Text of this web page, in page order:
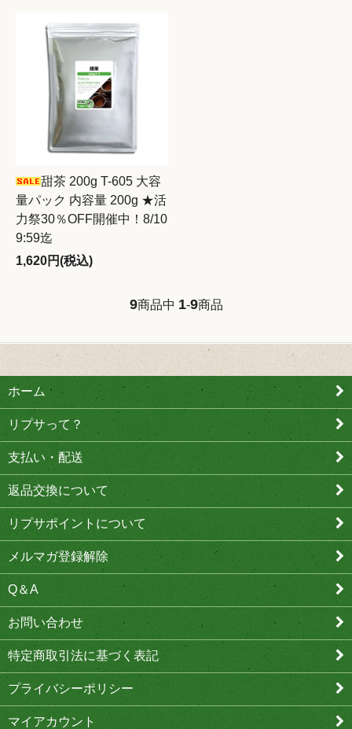
甜茶 200g T-605 大容
量パック 内容量 200g ★活
力祭30％OFF開催中！8/10
9:59迄
1,620円(税込)
9商品中 1-9商品
ホーム
リプサって？
支払い・配送
返品交換について
リプサポイントについて
メルマガ登録解除
Q＆A
お問い合わせ
特定商取引法に基づく表記
プライバシーポリシー
マイアカウント